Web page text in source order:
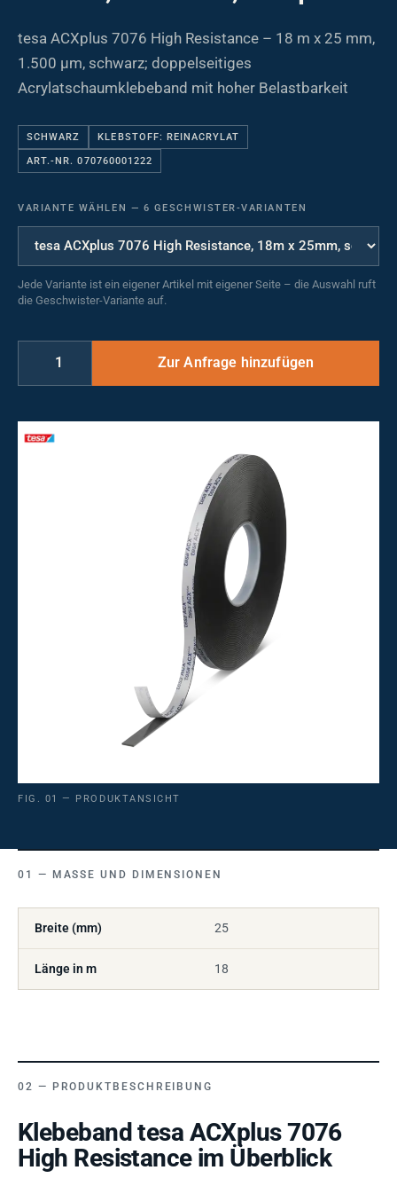
tesa ACXplus 7076 High Resistance – 18 m x 25 mm,
1.500 µm, schwarz; doppelseitiges
Acrylatschaumklebeband mit hoher Belastbarkeit
SCHWARZ KLEBSTOFF: REINACRYLAT
ART.-NR. 070760001222
VARIANTE WÄHLEN — 6 GESCHWISTER-VARIANTEN
Jede Variante ist ein eigener Artikel mit eigener Seite – die Auswahl ruft
die Geschwister-Variante auf.
FIG. 01 — PRODUKTANSICHT
MASSE UND DIMENSIONEN
Breite (mm) 25
Länge in m 18
PRODUKTBESCHREIBUNG
Klebeband tesa ACXplus 7076
High Resistance im Überblick